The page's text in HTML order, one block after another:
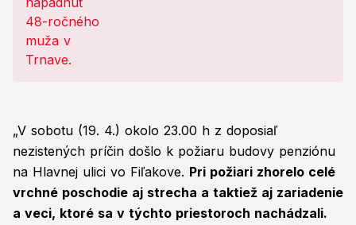
„V sobotu (19. 4.) okolo 23.00 h z doposiaľ
nezistených príčin došlo k požiaru budovy penziónu
na Hlavnej ulici vo Fiľakove. Pri požiari zhorelo celé
vrchné poschodie aj strecha a taktiež aj zariadenie
a veci, ktoré sa v týchto priestoroch nachádzali.